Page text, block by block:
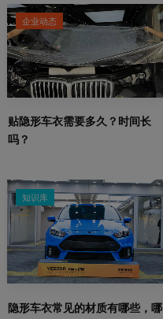
企业动态
贴隐形车衣需要多久？时间长
吗？
知识库
隐形车衣常见的材质有哪些，哪